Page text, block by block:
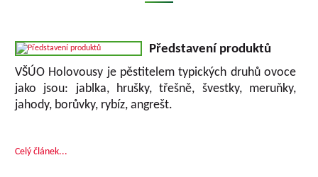
Představení produktů
VŠÚO Holovousy je pěstitelem typických druhů ovoce
jako jsou: jablka, hrušky, třešně, švestky, meruňky,
jahody, borůvky, rybíz, angrešt.
Celý článek...